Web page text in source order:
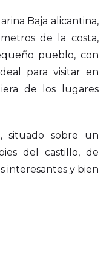
Baja alicantina,
de la costa,
pueblo, con
para visitar en
de los lugares
, situado sobre un
del castillo, de
interesantes y bien